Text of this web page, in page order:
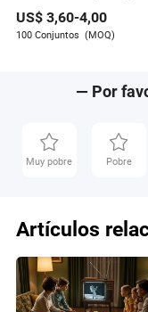
US$3,60-4,00
100 Conjuntos (MOQ)
— Por
Muy pobre Pobre
Artículos